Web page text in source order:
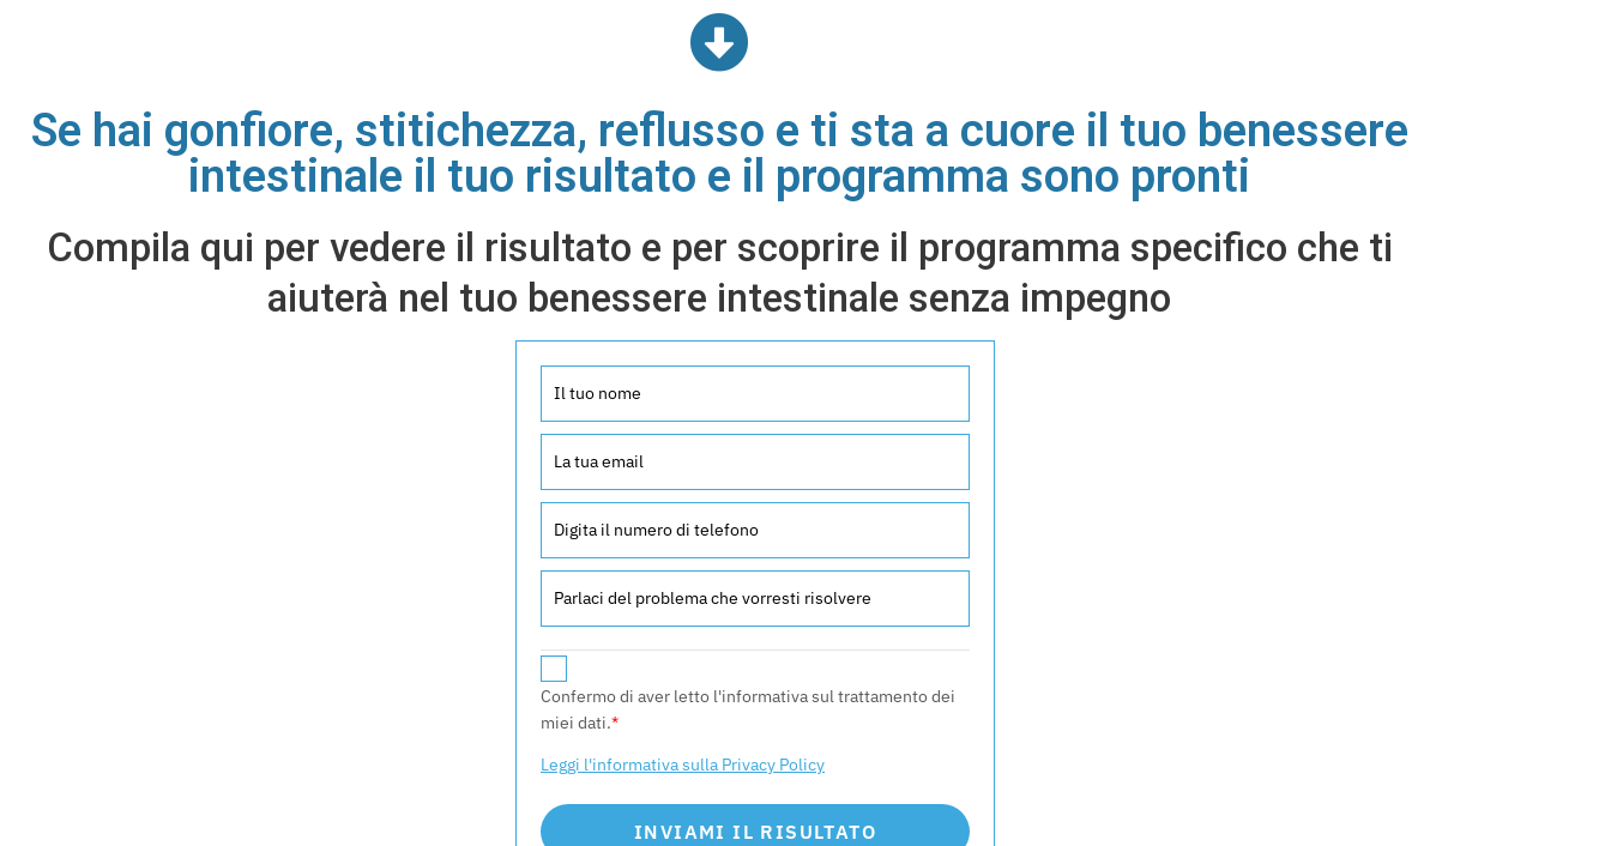
Se hai gonfiore, stitichezza, reflusso e ti sta a cuore il tuo benessere
intestinale il tuo risultato e il programma sono pronti
Compila qui per vedere il risultato e per scoprire il programma specifico che ti
aiuterà nel tuo benessere intestinale senza impegno
Confermo di aver letto l'informativa sul trattamento dei
miei dati.*
Leggi l'informativa sulla Privacy Policy
INVIAMI IL RISULTATO